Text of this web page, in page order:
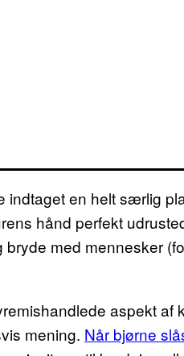
indtaget en helt særlig
hånd perfekt
bryde med mennesker
aspekt af
mening. Når bjørne